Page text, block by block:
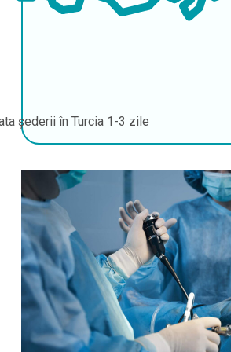
șederii în Turcia 1-3 zile